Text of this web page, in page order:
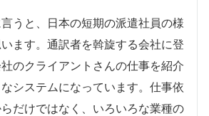
うと、日本の短期の派遣社員の様
ます。通訳者を斡旋する会社に登
のクライアントさんの仕事を紹介
システムになっています。仕事依
だけではなく、いろいろな業種の